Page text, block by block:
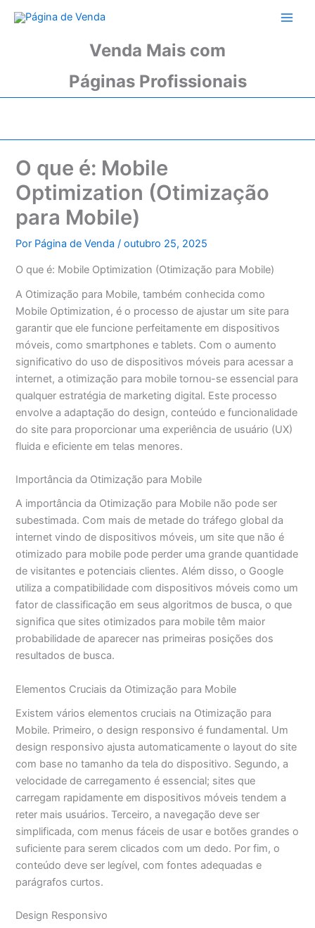
para
Venda Mais com
Páginas Profissionais
O que é: Mobile
Optimization (Otimização
para Mobile)
Por Página de Venda/outubro 25, 2025
O que é: Mobile Optimization (Otimização para Mobile)
A Otimização para Mobile, também conhecida como
Mobile Optimization, é o processo de ajustar um site para
garantir que ele funcione perfeitamente em dispositivos
móveis, como smartphones e tablets. Com o aumento
significativo do uso de dispositivos móveis para acessar a
internet, a otimização para mobile tornou-se essencial para
qualquer estratégia de marketing digital. Este processo
envolve a adaptação do design, conteúdo e funcionalidade
do site para proporcionar uma experiência de usuário (UX)
fluida e eficiente em telas menores.
Importância da Otimização para Mobile
A importância da Otimização para Mobile não pode ser
subestimada. Com mais de metade do tráfego global da
internet vindo de dispositivos móveis, um site que não é
otimizado para mobile pode perder uma grande quantidade
de visitantes e potenciais clientes. Além disso, o Google
utiliza a compatibilidade com dispositivos móveis como um
fator de classificação em seus algoritmos de busca, o que
significa que sites otimizados para mobile têm maior
probabilidade de aparecer nas primeiras posições dos
resultados de busca.
Elementos Cruciais da Otimização para Mobile
Existem vários elementos cruciais na Otimização para
Mobile. Primeiro, o design responsivo é fundamental. Um
design responsivo ajusta automaticamente o layout do site
com base no tamanho da tela do dispositivo. Segundo, a
velocidade de carregamento é essencial; sites que
carregam rapidamente em dispositivos móveis tendem a
reter mais usuários. Terceiro, a navegação deve ser
simplificada, com menus fáceis de usar e botões grandes o
suficiente para serem clicados com um dedo. Por fim, o
conteúdo deve ser legível, com fontes adequadas e
parágrafos curtos.
Design Responsivo